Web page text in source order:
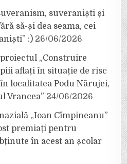
suveraniști și
să-și dea seama, cei
:) 26/06/2026
„Construire
aflați în situație de risc
localitatea Podu Nărujei,
Vrancea” 24/06/2026
„Ioan Cîmpineanu”
premiați pentru
în acest an școlar